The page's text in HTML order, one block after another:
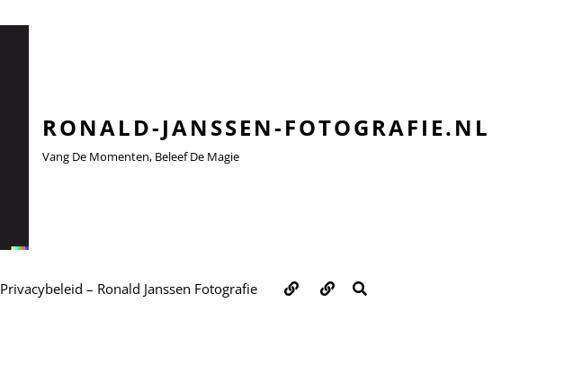
RONALD-JANSSEN-FOTOGRAFIE.NL
Vang De Momenten, Beleef De Magie
Privacybeleid – Ronald Janssen Fotografie Over
ons
Contact